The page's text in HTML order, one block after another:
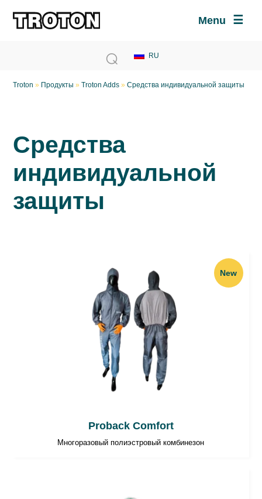
Menu
Troton » Продукты »Troton Adds »Средства индивидуальной защиты
Средства
индивидуальной
защиты
Proback Comfort
Многоразовый полиэстровый комбинезон
New